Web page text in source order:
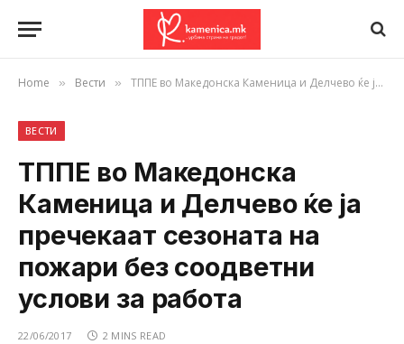
Home » Вести » ТППЕ во Македонска Каменица и Делчево ќе ја пречекаат сезоната на пожари без соодветни услови за работа
ВЕСТИ
ТППЕ во Македонска
Каменица и Делчево ќе ја
пречекаат сезоната на
пожари без соодветни
услови за работа
22/06/2017 2 MINS READ